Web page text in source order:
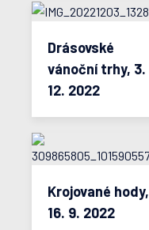
Drásovské
vánoční trhy, 3.
12. 2022
Krojované hody,
16. 9. 2022